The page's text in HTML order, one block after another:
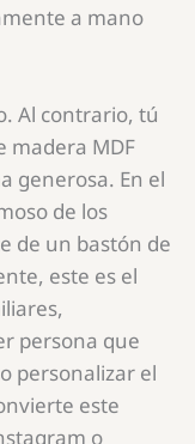
a mano
Al contrario, tú
madera MDF
generosa. En el
de los
de un bastón de
este es el
persona que
personalizar el
este
o